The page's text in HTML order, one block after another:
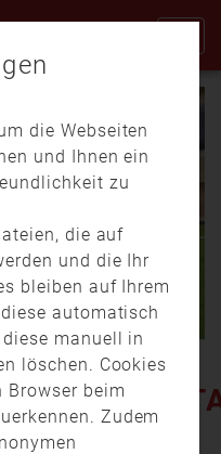
die Webseiten
und Ihnen ein
zu
die auf
und die Ihr
bleiben auf Ihrem
automatisch
manuell in
löschen. Cookies
Browser beim
Zudem